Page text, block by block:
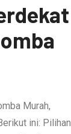
Murah,
ini: Pilihan